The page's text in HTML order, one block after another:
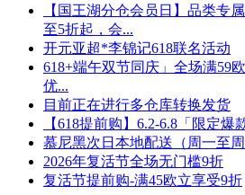
【国王湖分仓会员日】品类专
至5折起，会...
开元亚超*李锦记618联名活动
618+端午双节同庆」全场满59
优...
目前正在进行多仓库转换发货
【618提前购】6.2-6.8「限定
慕尼黑次日本地配送（周一至周
2026年复活节全场无门槛9折
复活节提前购-满45欧立享受9折